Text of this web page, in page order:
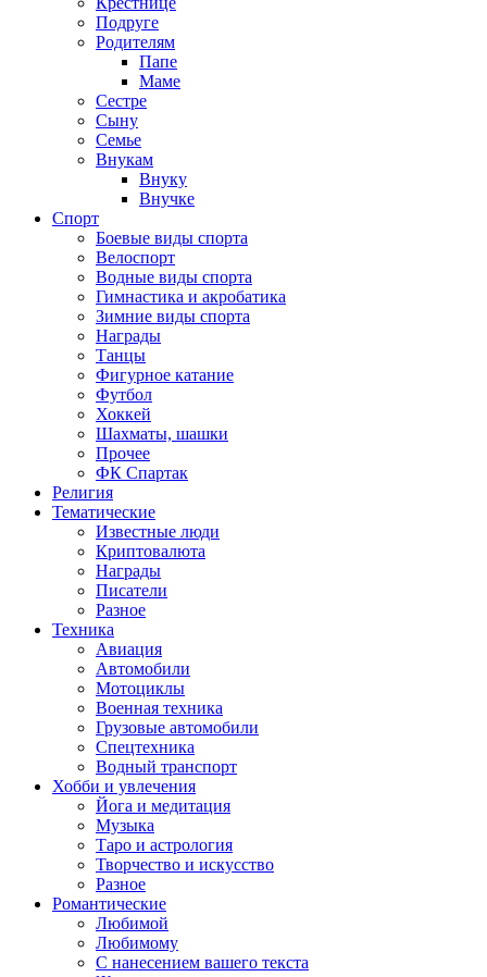
Подруге
Родителям
Папе
Маме
Сестре
Сыну
Семье
Внукам
Внуку
Внучке
Спорт
Боевые виды спорта
Велоспорт
Водные виды спорта
Гимнастика и акробатика
Зимние виды спорта
Награды
Танцы
Фигурное катание
Футбол
Хоккей
Шахматы, шашки
Прочее
ФК Спартак
Религия
Тематические
Известные люди
Криптовалюта
Награды
Писатели
Разное
Техника
Авиация
Автомобили
Мотоциклы
Военная техника
Грузовые автомобили
Спецтехника
Водный транспорт
Хобби и увлечения
Йога и медитация
Музыка
Таро и астрология
Творчество и искусство
Разное
Романтические
Любимой
Любимому
С нанесением вашего текста